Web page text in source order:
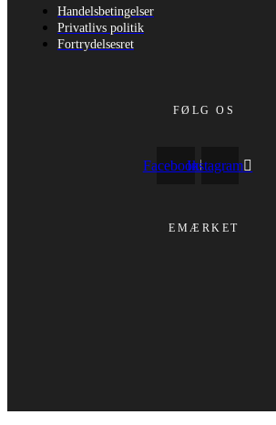
Handelsbetingelser
Privatlivs politik
Fortrydelsesret
FØLG OS
FacebookInstagram
EMÆRKET